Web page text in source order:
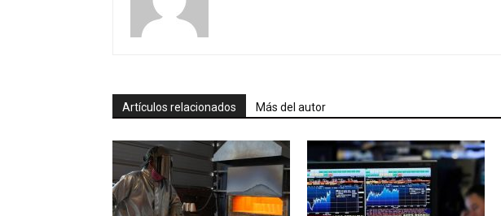
Artículos relacionados Más del autor